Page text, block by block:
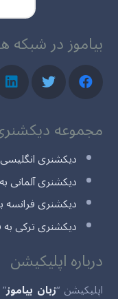
بیاموز در شبکه
مجموعه
دیکشنری
دیکشنری آلمانی
دیکشنری فرانسه
دیکشنری ترکی
درباره اپلیکیشن
اپلیکیشن “زبان بیاموز